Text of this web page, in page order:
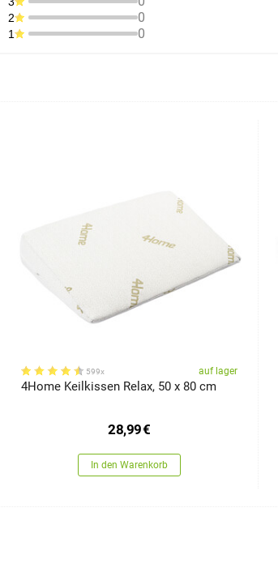
2 0
1 0
599x auf lager
4Home Keilkissen Relax, 50 x 80 cm
28,99€
In den Warenkorb